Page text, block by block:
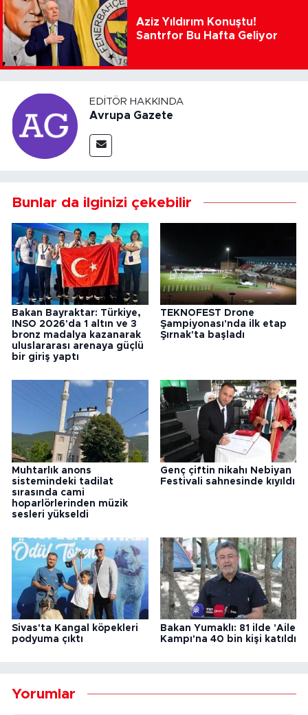
Aziz Yıldırım Konuştu!
Santrfor Bu Hafta Geliyor
EDITÖR HAKKINDA
Avrupa Gazete
Bunlar da ilginizi çekebilir
Bakan Bayraktar: Türkiye,
INSO 2026'da 1 altın ve 3
bronz madalya kazanarak
uluslararası arenaya güçlü
bir giriş yaptı
TEKNOFEST Drone
Şampiyonası'nda ilk etap
Şırnak'ta başladı
Muhtarlık anons
sistemindeki tadilat
sırasında cami
hoparlörlerinden müzik
sesleri yükseldi
Genç çiftin nikahı Nebiyan
Festivali sahnesinde kıyıldı
Sivas'ta Kangal köpekleri
podyuma çıktı
Bakan Yumaklı: 81 ilde 'Aile
Kampı'na 40 bin kişi katıldı
Yorumlar